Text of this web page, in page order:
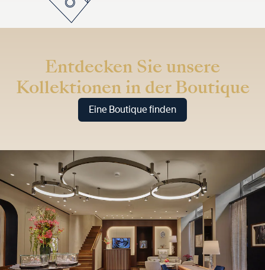
Entdecken Sie unsere
Kollektionen in der Boutique
Eine Boutique finden